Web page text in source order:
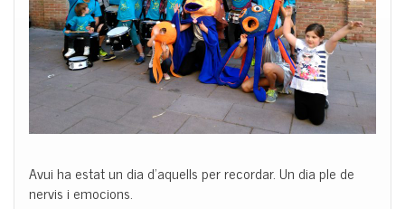
Avui ha estat un dia d’aquells per recordar. Un dia ple de
nervis i emocions.